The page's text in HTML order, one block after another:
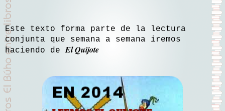
Este texto forma parte de la lectura
conjunta que semana a semana iremos
haciendo deEl Quijote